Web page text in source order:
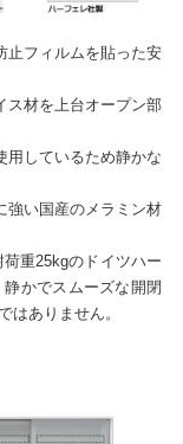
止フィルムを貼った安
ス材を上台オープン部
用しているため静かな
強い国産のメラミン材
重25kgのドイツハー
かでスムーズな開閉
ありません。